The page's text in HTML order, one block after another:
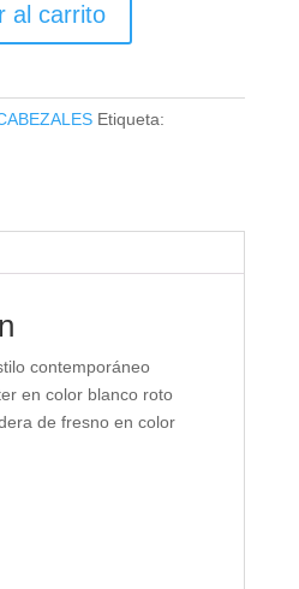
al carrito
Etiqueta:
contemporáneo
en color blanco roto
de fresno en color